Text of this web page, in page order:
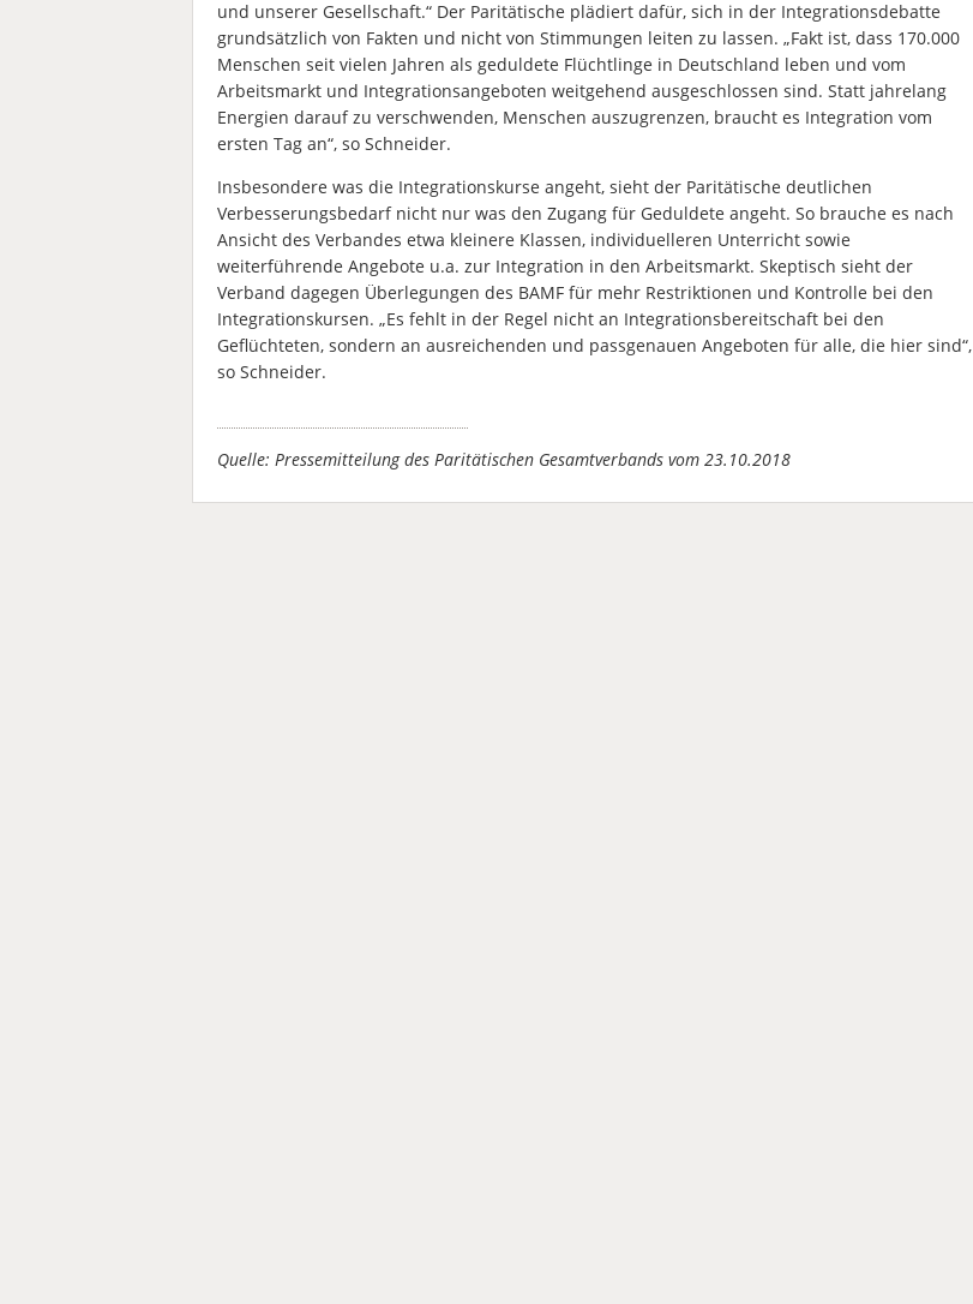
und unserer Gesellschaft.“ Der Paritätische plädiert dafür, sich in der Integrationsdebatte
grundsätzlich von Fakten und nicht von Stimmungen leiten zu lassen. „Fakt ist, dass 170.000
Menschen seit vielen Jahren als geduldete Flüchtlinge in Deutschland leben und vom
Arbeitsmarkt und Integrationsangeboten weitgehend ausgeschlossen sind. Statt jahrelang
Energien darauf zu verschwenden, Menschen auszugrenzen, braucht es Integration vom
ersten Tag an“, so Schneider.
Insbesondere was die Integrationskurse angeht, sieht der Paritätische deutlichen
Verbesserungsbedarf nicht nur was den Zugang für Geduldete angeht. So brauche es nach
Ansicht des Verbandes etwa kleinere Klassen, individuelleren Unterricht sowie
weiterführende Angebote u.a. zur Integration in den Arbeitsmarkt. Skeptisch sieht der
Verband dagegen Überlegungen des BAMF für mehr Restriktionen und Kontrolle bei den
Integrationskursen. „Es fehlt in der Regel nicht an Integrationsbereitschaft bei den
Geflüchteten, sondern an ausreichenden und passgenauen Angeboten für alle, die hier sind“,
so Schneider.
Quelle: Pressemitteilung des Paritätischen Gesamtverbands vom 23.10.2018